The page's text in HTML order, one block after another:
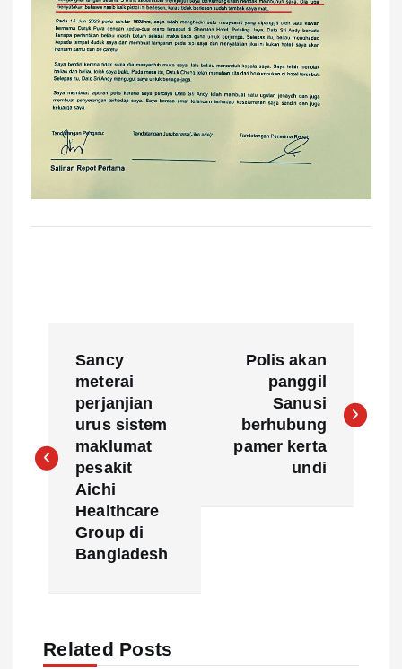
t
Sancy
meterai
perjanjian
urus sistem
maklumat
pesakit
Aichi
Healthcare
Group di
Bangladesh
Polis akan
panggil
Sanusi
berhubung
pamer kerta
undi
Related Posts